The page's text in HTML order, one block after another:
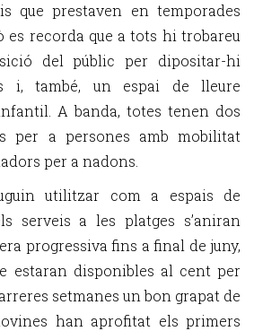
que prestaven en temporades
es recorda que a tots hi trobareu
del públic per dipositar-hi
i, també, un espai de lleure
A banda, totes tenen dos
per a persones amb mobilitat
per a nadons.
utilitzar com a espais de
serveis a les platges s’aniran
progressiva fins a final de juny,
estaran disponibles al cent per
setmanes un bon grapat de
han aprofitat els primers